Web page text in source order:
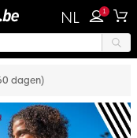
NL 1
dagen)